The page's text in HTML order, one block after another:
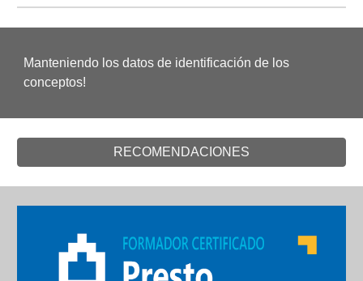
Manteniendo los datos de identificación de los
conceptos!
RECOMENDACIONES